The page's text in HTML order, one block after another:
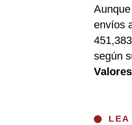
envíos
según
Valores
LEA